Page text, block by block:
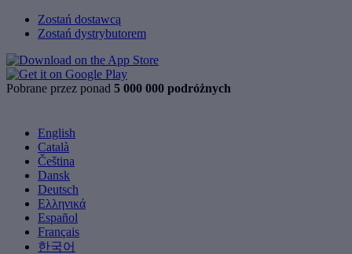
Zostań dostawcą
Zostań dystrybutorem
Pobrane przez ponad 5 000 000 podróżnych
English
Català
Čeština
Dansk
Deutsch
Ελληνικά
Español
Français
한국어